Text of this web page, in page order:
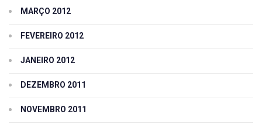
MARÇO 2012
FEVEREIRO 2012
JANEIRO 2012
DEZEMBRO 2011
NOVEMBRO 2011